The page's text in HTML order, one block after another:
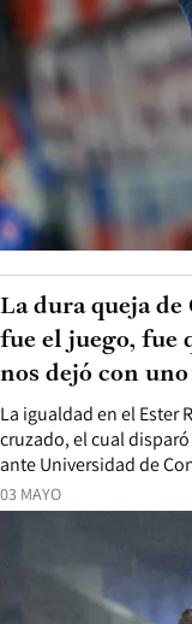
03 MAYO
La igualdad en el Ester
cruzado, el cual
ante Universidad de
La dura queja
fue el juego, fue
nos dejó con uno